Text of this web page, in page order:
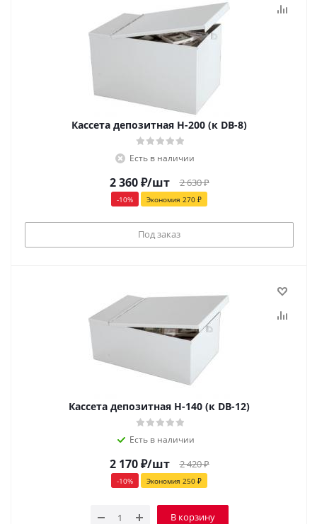
Кассета депозитная Н-200 (к DB-8)
Есть в наличии
2 360₽/шт 2 630₽
-10% Экономия 270 ₽
Под заказ
Кассета депозитная Н-140 (к DB-12)
Есть в наличии
2 170₽/шт 2 420₽
-10% Экономия 250 ₽
В корзину